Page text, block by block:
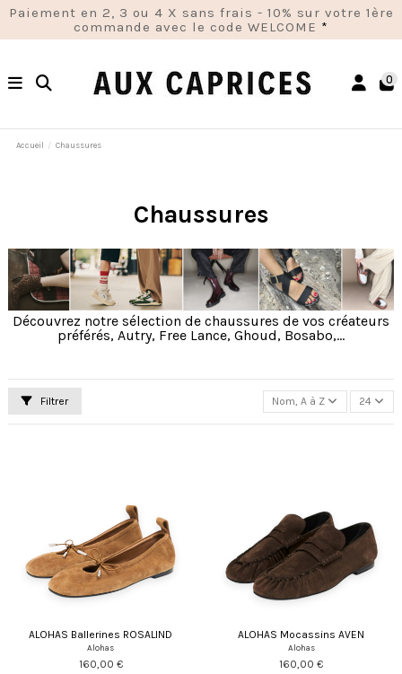
Paiement en 2, 3 ou 4 X sans frais - 10% sur votre 1ère
commande avec le code WELCOME *
0
Accueil Chaussures
Chaussures
Découvrez notre sélection de chaussures de vos créateurs
préférés, Autry, Free Lance, Ghoud, Bosabo,...
Filtrer Nom, A à Z 24
ALOHAS Ballerines ROSALIND
Alohas
160,00 €
ALOHAS Mocassins AVEN
Alohas
160,00 €